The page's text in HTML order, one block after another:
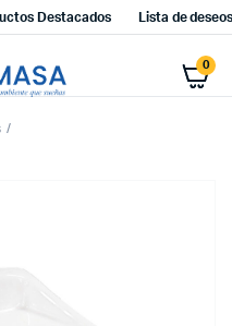
Destacados Lista de
0